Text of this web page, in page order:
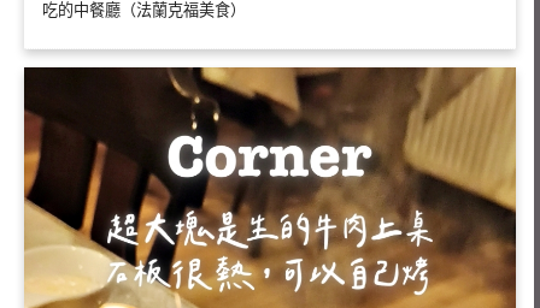
吃的中餐廳（法蘭克福美食）